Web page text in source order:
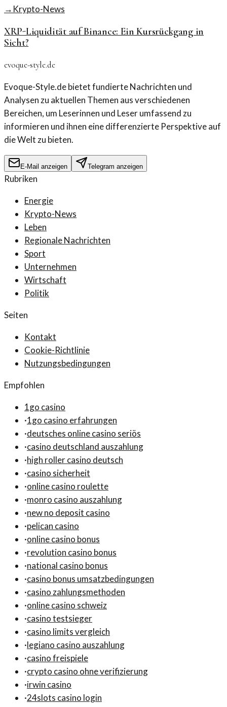
→ Krypto-News
XRP-Liquidität auf Binance: Ein Kursrückgang in
Sicht?
evoque-style.de
Evoque-Style.de bietet fundierte Nachrichten und
Analysen zu aktuellen Themen aus verschiedenen
Bereichen, um Leserinnen und Leser umfassend zu
informieren und ihnen eine differenzierte Perspektive auf
die Welt zu bieten.
E-Mail anzeigen Telegram anzeigen
Rubriken
Energie
Krypto-News
Leben
Regionale Nachrichten
Sport
Unternehmen
Wirtschaft
Politik
Seiten
Kontakt
Cookie-Richtlinie
Nutzungsbedingungen
Empfohlen
1go casino
·1go casino erfahrungen
·deutsches online casino seriös
·casino deutschland auszahlung
·high roller casino deutsch
·casino sicherheit
·online casino roulette
·monro casino auszahlung
·new no deposit casino
·pelican casino
·online casino bonus
·revolution casino bonus
·national casino bonus
·casino bonus umsatzbedingungen
·casino zahlungsmethoden
·online casino schweiz
·casino testsieger
·casino limits vergleich
·legiano casino auszahlung
·casino freispiele
·crypto casino ohne verifizierung
·irwin casino
·24slots casino login